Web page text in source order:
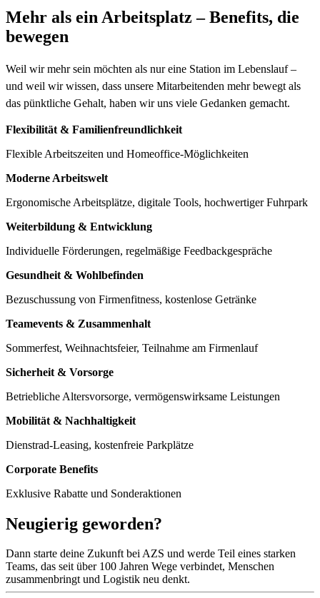
Mehr als ein Arbeitsplatz – Benefits, die
bewegen
Weil wir mehr sein möchten als nur eine Station im Lebenslauf –
und weil wir wissen, dass unsere Mitarbeitenden mehr bewegt als
das pünktliche Gehalt, haben wir uns viele Gedanken gemacht.
Flexibilität & Familienfreundlichkeit
Flexible Arbeitszeiten und Homeoffice-Möglichkeiten
Moderne Arbeitswelt
Ergonomische Arbeitsplätze, digitale Tools, hochwertiger Fuhrpark
Weiterbildung & Entwicklung
Individuelle Förderungen, regelmäßige Feedbackgespräche
Gesundheit & Wohlbefinden
Bezuschussung von Firmenfitness, kostenlose Getränke
Teamevents & Zusammenhalt
Sommerfest, Weihnachtsfeier, Teilnahme am Firmenlauf
Sicherheit & Vorsorge
Betriebliche Altersvorsorge, vermögenswirksame Leistungen
Mobilität & Nachhaltigkeit
Dienstrad-Leasing, kostenfreie Parkplätze
Corporate Benefits
Exklusive Rabatte und Sonderaktionen
Neugierig geworden?
Dann starte deine Zukunft bei AZS und werde Teil eines starken
Teams, das seit über 100 Jahren Wege verbindet, Menschen
zusammenbringt und Logistik neu denkt.